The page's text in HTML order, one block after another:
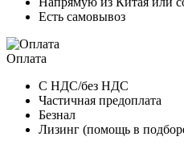
Есть самовывоз
Оплата
С НДС/без НДС
Частичная предоплата
Безнал
Лизинг (помощь в